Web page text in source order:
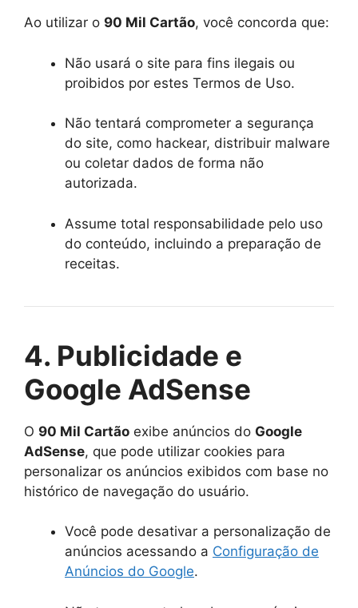
Ao utilizar o 90 Mil Cartão, você concorda que:
Não usará o site para fins ilegais ou
proibidos por estes Termos de Uso.
Não tentará comprometer a segurança
do site, como hackear, distribuir malware
ou coletar dados de forma não
autorizada.
Assume total responsabilidade pelo uso
do conteúdo, incluindo a preparação de
receitas.
4. Publicidade e
Google AdSense
O 90 Mil Cartão exibe anúncios do Google
AdSense, que pode utilizar cookies para
personalizar os anúncios exibidos com base no
histórico de navegação do usuário.
Você pode desativar a personalização de
anúncios acessando a Configuração de
Anúncios do Google.